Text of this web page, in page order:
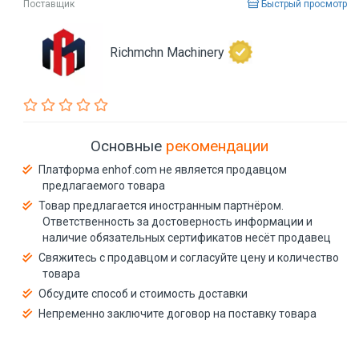
Поставщик Быстрый просмотр
Richmchn Machinery
Основные рекомендации
Платформа enhof.com не является продавцом
предлагаемого товара
Товар предлагается иностранным партнёром.
Ответственность за достоверность информации и
наличие обязательных сертификатов несёт продавец
Свяжитесь с продавцом и согласуйте цену и количество
товара
Обсудите способ и стоимость доставки
Непременно заключите договор на поставку товара